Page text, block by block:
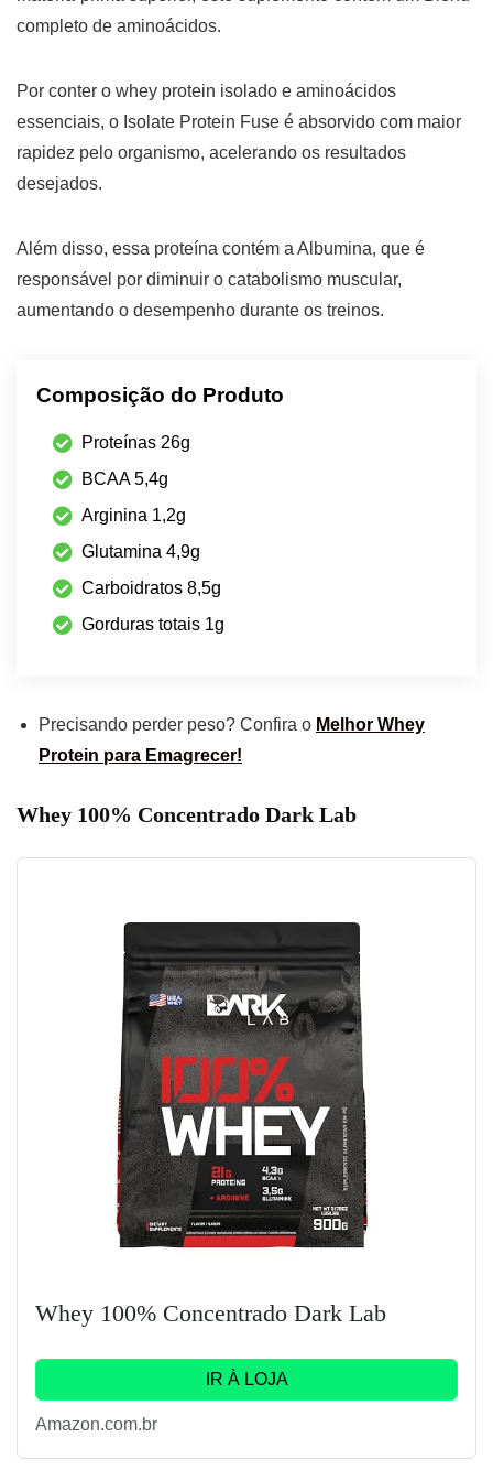
completo de aminoácidos.
Por conter o whey protein isolado e aminoácidos
essenciais, o Isolate Protein Fuse é absorvido com maior
rapidez pelo organismo, acelerando os resultados
desejados.
Além disso, essa proteína contém a Albumina, que é
responsável por diminuir o catabolismo muscular,
aumentando o desempenho durante os treinos.
Composição do Produto
Proteínas 26g
BCAA 5,4g
Arginina 1,2g
Glutamina 4,9g
Carboidratos 8,5g
Gorduras totais 1g
Precisando perder peso? Confira o Melhor Whey
Protein para Emagrecer!
Whey 100% Concentrado Dark Lab
Whey 100% Concentrado Dark Lab
IR À LOJA
Amazon.com.br